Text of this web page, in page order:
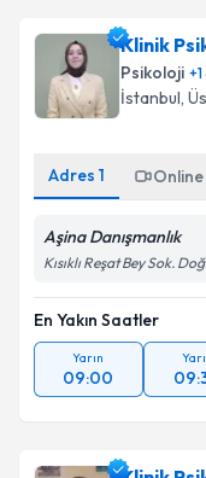
Klinik
Psikoloji +1
İstanbul,
Adres 1
Aşina Danışmanlık
Kısıklı Reşat Bey Sok.
En Yakın Saatler
Yarın
09:00